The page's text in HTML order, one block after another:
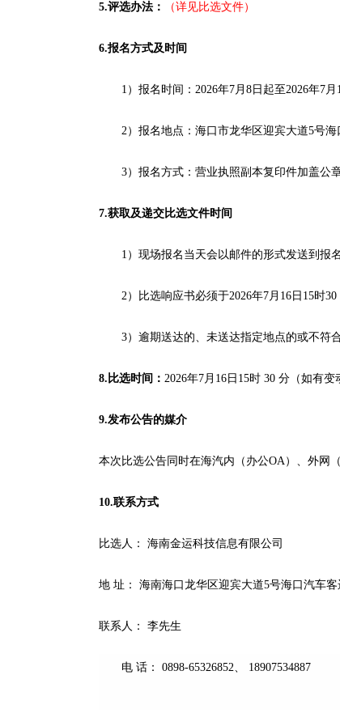
5.评选办法 ： （详见比选文件）
6.报名方式及时间
1）报名时间：2026年7月8日起至2026年7
2）报名地点：海口市龙华区迎宾大道5号
3）报名方式：营业执照副本复印件加盖公
7.获取及递交 比选文件时间
1）现场报名当天会以邮件的形式发送到报
2） 比选响应书必须于2026年7月16 日 15时30
3） 逾期送达的、未送达指定地点的或不符
8.比选时间： 2026年7月16 日 15时 30 分（如有变
9.发布公告的媒介
本次比选公告同时在海汽内（办公OA）、外网
10.联系方式
比选人： 海南金运科技信息有限公司
地 址： 海南海口龙华区迎宾大道5号海口汽车
联系人： 李先生
电 话： 0898-65326852、 18907534887